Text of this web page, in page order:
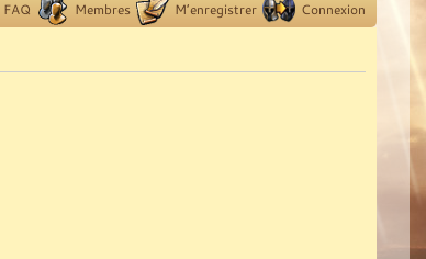
FAQ Membres M’enregistrer Connexion